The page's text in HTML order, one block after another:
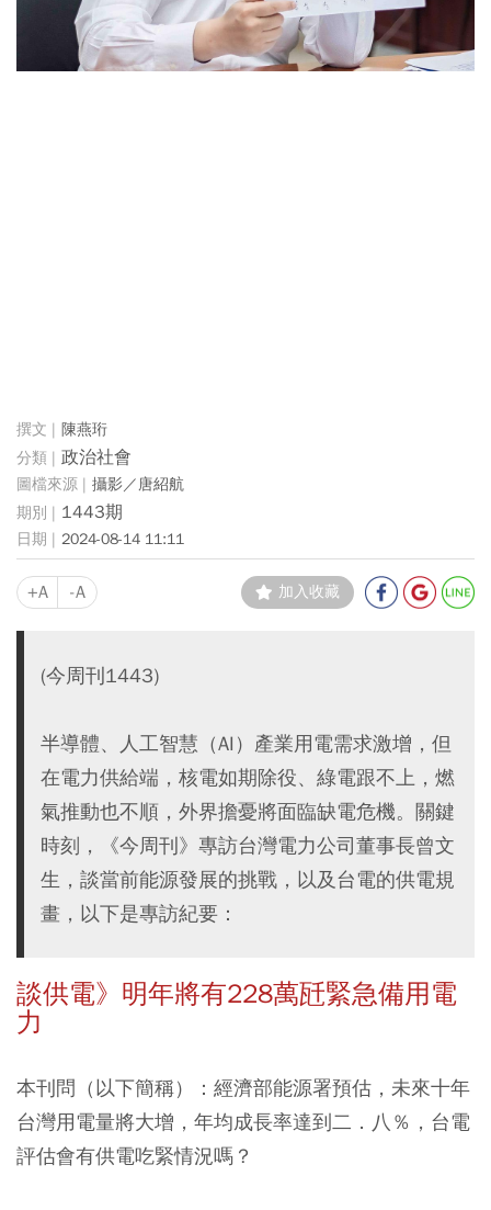
陳燕珩
政治社會
攝影／唐紹航
1443期
2024-08-14 11:11
+A -A 加入收藏
(今周刊1443)
半導體、人工智慧（AI）產業用電需求激增，但
在電力供給端，核電如期除役、綠電跟不上，燃
氣推動也不順，外界擔憂將面臨缺電危機。關鍵
時刻，《今周刊》專訪台灣電力公司董事長曾文
生，談當前能源發展的挑戰，以及台電的供電規
畫，以下是專訪紀要：
談供電》明年將有228萬瓩緊急備用電
力
本刊問（以下簡稱）：經濟部能源署預估，未來十年
台灣用電量將大增，年均成長率達到二．八％，台電
評估會有供電吃緊情況嗎？